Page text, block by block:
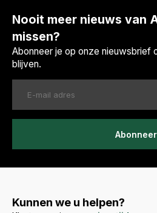
Nooit meer nieuws van
missen?
Abonneer je op onze nieuwsbrief
blijven.
Abonneer
Kunnen we u helpen?